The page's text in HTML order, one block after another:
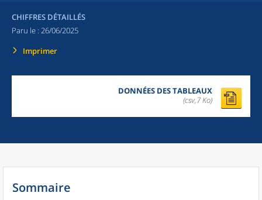
CHIFFRES DÉTAILLÉS
Paru le : 26/06/2025
Imprimer
DONNÉES DES TABLEAUX
(csv,7 Ko)
Sommaire